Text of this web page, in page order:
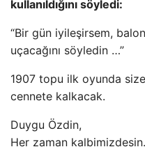
kullanıldığını söyledi:
“Bir gün iyileşirsem,
uçacağını söyledin …”
1907 topu ilk oyunda
cennete kalkacak.
Duygu Özdin,
Her zaman kalbimizdesin.